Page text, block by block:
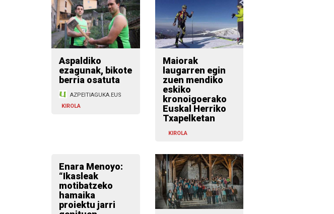
Aspaldiko
ezagunak, bikote
berria osatuta
AZPEITIAGUKA.EUS
KIROLA
Maiorak
laugarren egin
zuen mendiko
eskiko
kronoigoerako
Euskal Herriko
Txapelketan
KIROLA
Enara Menoyo:
“Ikasleak
motibatzeko
hamaika
proiektu jarri